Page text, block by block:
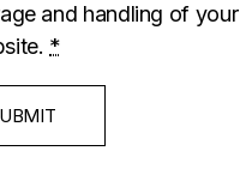
and handling of
*